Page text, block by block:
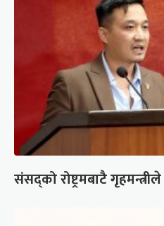
संसद्को रोष्ट्रमबाटै